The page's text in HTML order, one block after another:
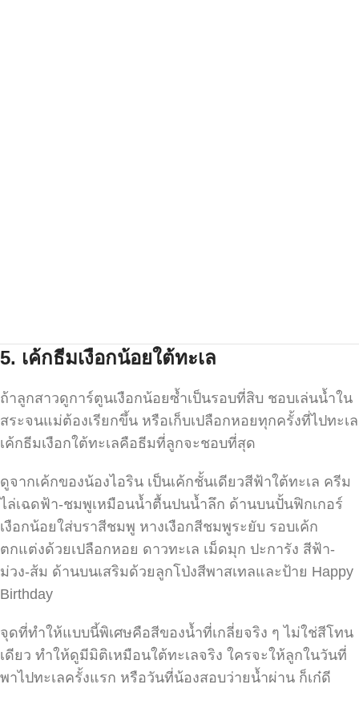
5. เค้กธีมเงือกน้อยใต้ทะเล
ถ้าลูกสาวดูการ์ตูนเงือกน้อยซ้ำเป็นรอบที่สิบ ชอบเล่นน้ำใน
สระจนแม่ต้องเรียกขึ้น หรือเก็บเปลือกหอยทุกครั้งที่ไปทะเล
เค้กธีมเงือกใต้ทะเลคือธีมที่ลูกจะชอบที่สุด
ดูจากเค้กของน้องไอริน เป็นเค้กชั้นเดียวสีฟ้าใต้ทะเล ครีม
ไล่เฉดฟ้า-ชมพูเหมือนน้ำตื้นปนน้ำลึก ด้านบนปั้นฟิกเกอร์
เงือกน้อยใส่บราสีชมพู หางเงือกสีชมพูระยับ รอบเค้ก
ตกแต่งด้วยเปลือกหอย ดาวทะเล เม็ดมุก ปะการัง สีฟ้า-
ม่วง-ส้ม ด้านบนเสริมด้วยลูกโป่งสีพาสเทลและป้าย Happy
Birthday
จุดที่ทำให้แบบนี้พิเศษคือสีของน้ำที่เกลี่ยจริง ๆ ไม่ใช่สีโทน
เดียว ทำให้ดูมีมิติเหมือนใต้ทะเลจริง ใครจะให้ลูกในวันที่
พาไปทะเลครั้งแรก หรือวันที่น้องสอบว่ายน้ำผ่าน ก็เก๋ดี